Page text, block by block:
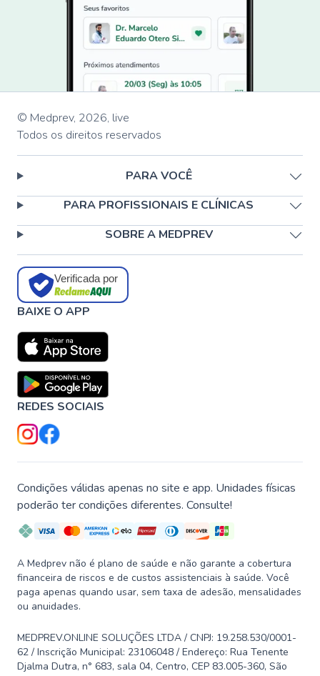
© Medprev, 2026, live
Todos os direitos reservados
PARA VOCÊ
PARA PROFISSIONAIS E CLÍNICAS
SOBRE A MEDPREV
Verificada por
BAIXE O APP
REDES SOCIAIS
Condições válidas apenas no site e app. Unidades físicas
poderão ter condições diferentes. Consulte!
A Medprev não é plano de saúde e não garante a cobertura
financeira de riscos e de custos assistenciais à saúde. Você
paga apenas quando usar, sem taxa de adesão, mensalidades
ou anuidades.
MEDPREV.ONLINE SOLUÇÕES LTDA / CNPJ: 19.258.530/0001-
62 / Inscrição Municipal: 23106048 / Endereço: Rua Tenente
Djalma Dutra, n° 683, sala 04, Centro, CEP 83.005-360, São